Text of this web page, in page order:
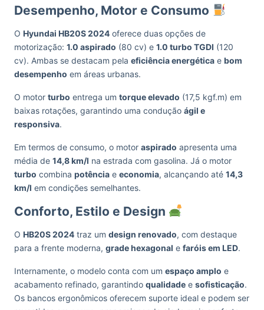
Desempenho, Motor e Consumo
O Hyundai HB20S 2024 oferece duas opções de
motorização: 1.0 aspirado (80 cv) e 1.0 turbo TGDI (120
cv). Ambas se destacam pela eficiência energética e bom
desempenho em áreas urbanas.
O motor turbo entrega um torque elevado (17,5 kgf.m) em
baixas rotações, garantindo uma condução ágil e
responsiva.
Em termos de consumo, o motor aspirado apresenta uma
média de 14,8 km/l na estrada com gasolina. Já o motor
turbo combina potência e economia, alcançando até 14,3
km/l em condições semelhantes.
Conforto, Estilo e Design
O HB20S 2024 traz um design renovado, com destaque
para a frente moderna, grade hexagonal e faróis em LED.
Internamente, o modelo conta com um espaço amplo e
acabamento refinado, garantindo qualidade e sofisticação.
Os bancos ergonômicos oferecem suporte ideal e podem ser